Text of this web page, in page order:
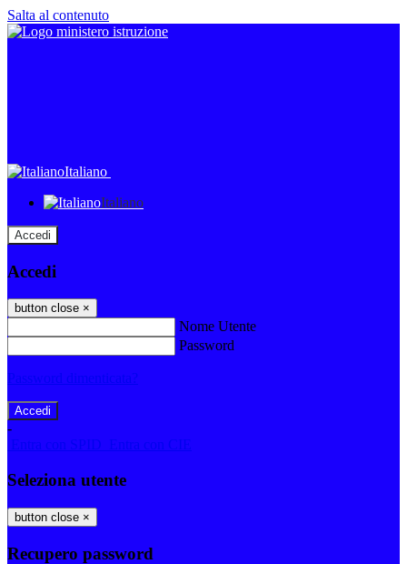
Salta al contenuto
Italiano
Italiano
Accedi
Accedi
button close ×
Nome Utente
Password
Password dimenticata?
-
Entra con SPID
Entra con CIE
Seleziona utente
button close ×
Recupero password